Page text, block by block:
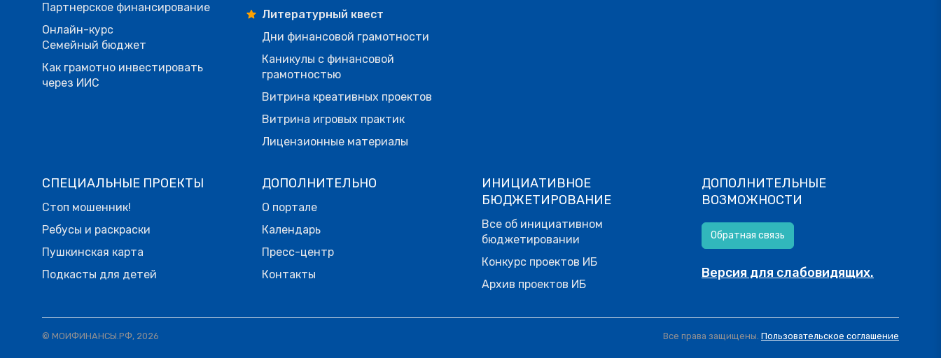
Партнерское финансирование
Онлайн-курс
Семейный бюджет
Как грамотно инвестировать
через ИИС
Литературный квест
Дни финансовой грамотности
Каникулы с финансовой
грамотностью
Витрина креативных проектов
Витрина игровых практик
Лицензионные материалы
СПЕЦИАЛЬНЫЕ ПРОЕКТЫ
Стоп мошенник!
Ребусы и раскраски
Пушкинская карта
Подкасты для детей
ДОПОЛНИТЕЛЬНО
О портале
Календарь
Пресс-центр
Контакты
ИНИЦИАТИВНОЕ
БЮДЖЕТИРОВАНИЕ
Все об инициативном
бюджетировании
Конкурс проектов ИБ
Архив проектов ИБ
ДОПОЛНИТЕЛЬНЫЕ
ВОЗМОЖНОСТИ
Обратная связь
Версия для слабовидящих.
© МОИФИНАНСЫ.РФ, 2026 Все права защищены. Пользовательское соглашение